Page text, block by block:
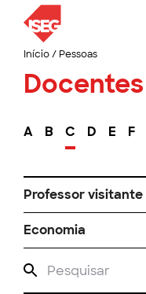
Início/ Pessoas
Docentes
A B C D E F
Professor visitante
Economia